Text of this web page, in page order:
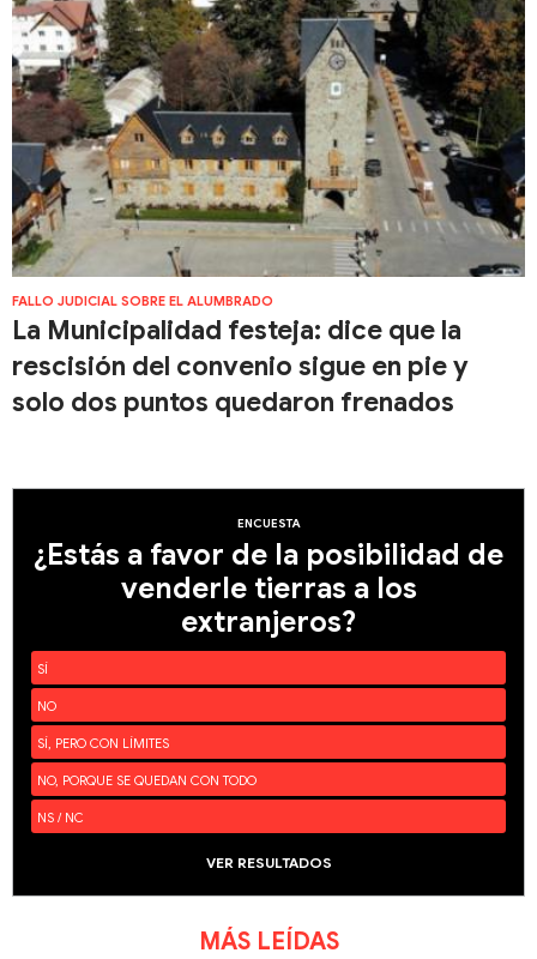
FALLO JUDICIAL SOBRE EL ALUMBRADO
La Municipalidad festeja: dice que la
rescisión del convenio sigue en pie y
solo dos puntos quedaron frenados
ENCUESTA
¿Estás a favor de la posibilidad de
venderle tierras a los
extranjeros?
SÍ
NO
SÍ, PERO CON LÍMITES
NO, PORQUE SE QUEDAN CON TODO
NS / NC
VER RESULTADOS
MÁS LEÍDAS